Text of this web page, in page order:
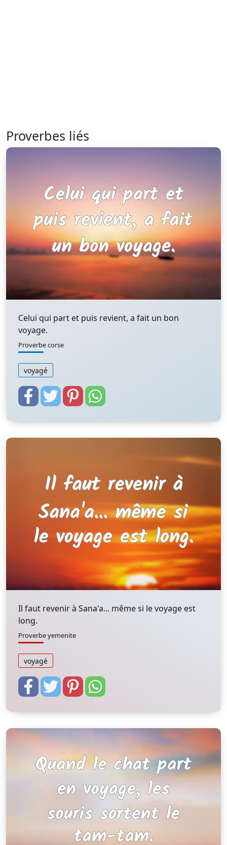
Proverbes liés
Celui qui part et puis revient, a fait un bon
voyage.
Proverbe corse
voyagé
Il faut revenir à Sana'a... même si le voyage est
long.
Proverbe yemenite
voyagé